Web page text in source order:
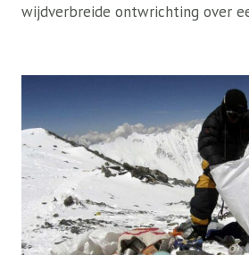
wijdverbreide ontwrichting over